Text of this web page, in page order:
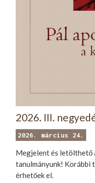
2026. III.
2026. március 24.
Megjelent és letölthető
tanulmányunk! Korábbi
érhetőek el.